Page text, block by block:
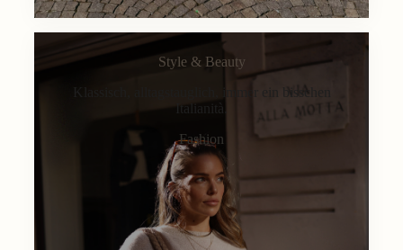
Style & Beauty
Klassisch, alltagstauglich, immer ein bisschen
Italianità.
Fashion